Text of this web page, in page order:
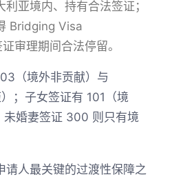
亚境内、持有合法签证；
Bridging Visa
审理期间合法停留。
（境外非贡献）与
；子女签证有 101（境
婚妻签证 300 则只有境
请人最关键的过渡性保障之